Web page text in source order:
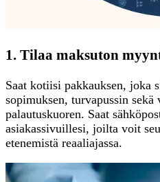
1. Tilaa maksuton
Saat kotiisi pakkauksen, joka
sopimuksen, turvapussin
palautuskuoren. Saat
asiakassivuillesi, joilta voit
etenemistä reaaliajassa.